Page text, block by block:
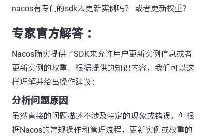
nacos有专门的sdk去更新实例吗？ 或者更新权重？
专家官方解答 ：
Nacos确实提供了SDK来允许用户更新实例信息或者
更新实例的权重。根据提供的知识内容，我们可以这
样理解并给出操作建议：
分析问题原因
虽然直接的问题描述不涉及特定的现象或错误，但根
据Nacos的常规操作和管理流程，更新实例或权重的